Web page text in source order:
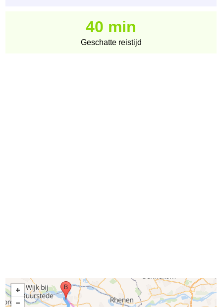
40 min
Geschatte reistijd